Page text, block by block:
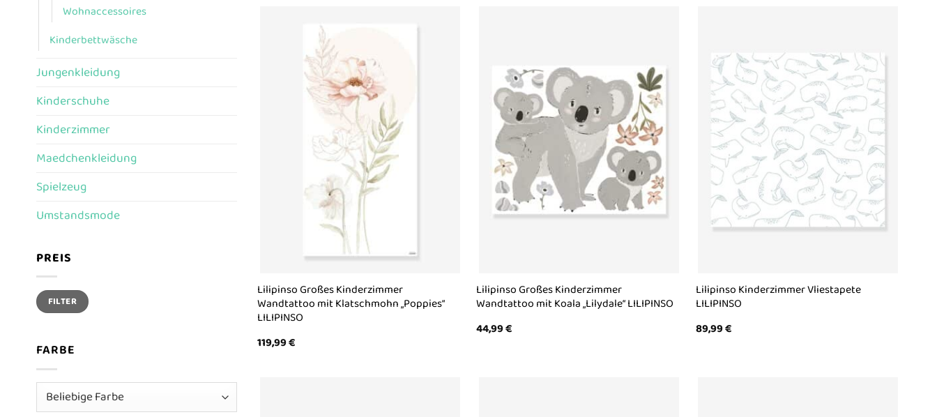
Wohnaccessoires
Kinderbettwäsche
Jungenkleidung
Kinderschuhe
Kinderzimmer
Maedchenkleidung
Spielzeug
Umstandsmode
PREIS
Min.
Preis
Max.
PreisFILTER
FARBE
Lilipinso Großes Kinderzimmer
Wandtattoo mit Klatschmohn „Poppies“
LILIPINSO
119,99€
Lilipinso Großes Kinderzimmer
Wandtattoo mit Koala „Lilydale“ LILIPINSO
44,99€
Lilipinso Kinderzimmer Vliestapete
LILIPINSO
89,99€